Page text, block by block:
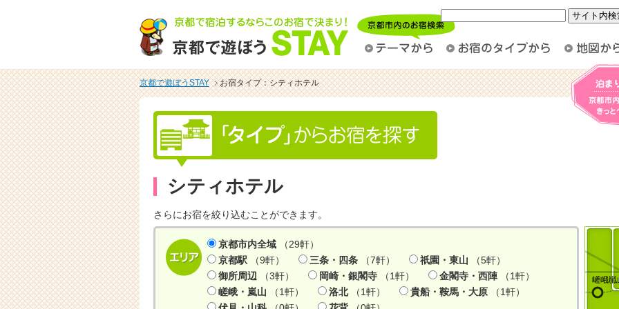
京都で遊ぼうSTAY お宿タイプ：シティホテル
シティホテル
さらにお宿を絞り込むことができます。
京都市内全域 （29軒）
京都駅 （9軒） 三条・四条 （7軒） 祇園・東山 （5軒）
御所周辺
（3軒） 岡崎・銀閣寺 （1軒） 金閣寺・西陣 （1軒）
嵯峨・嵐山 （1軒） 洛北（1軒） 貴船・鞍馬・大原 （1軒）